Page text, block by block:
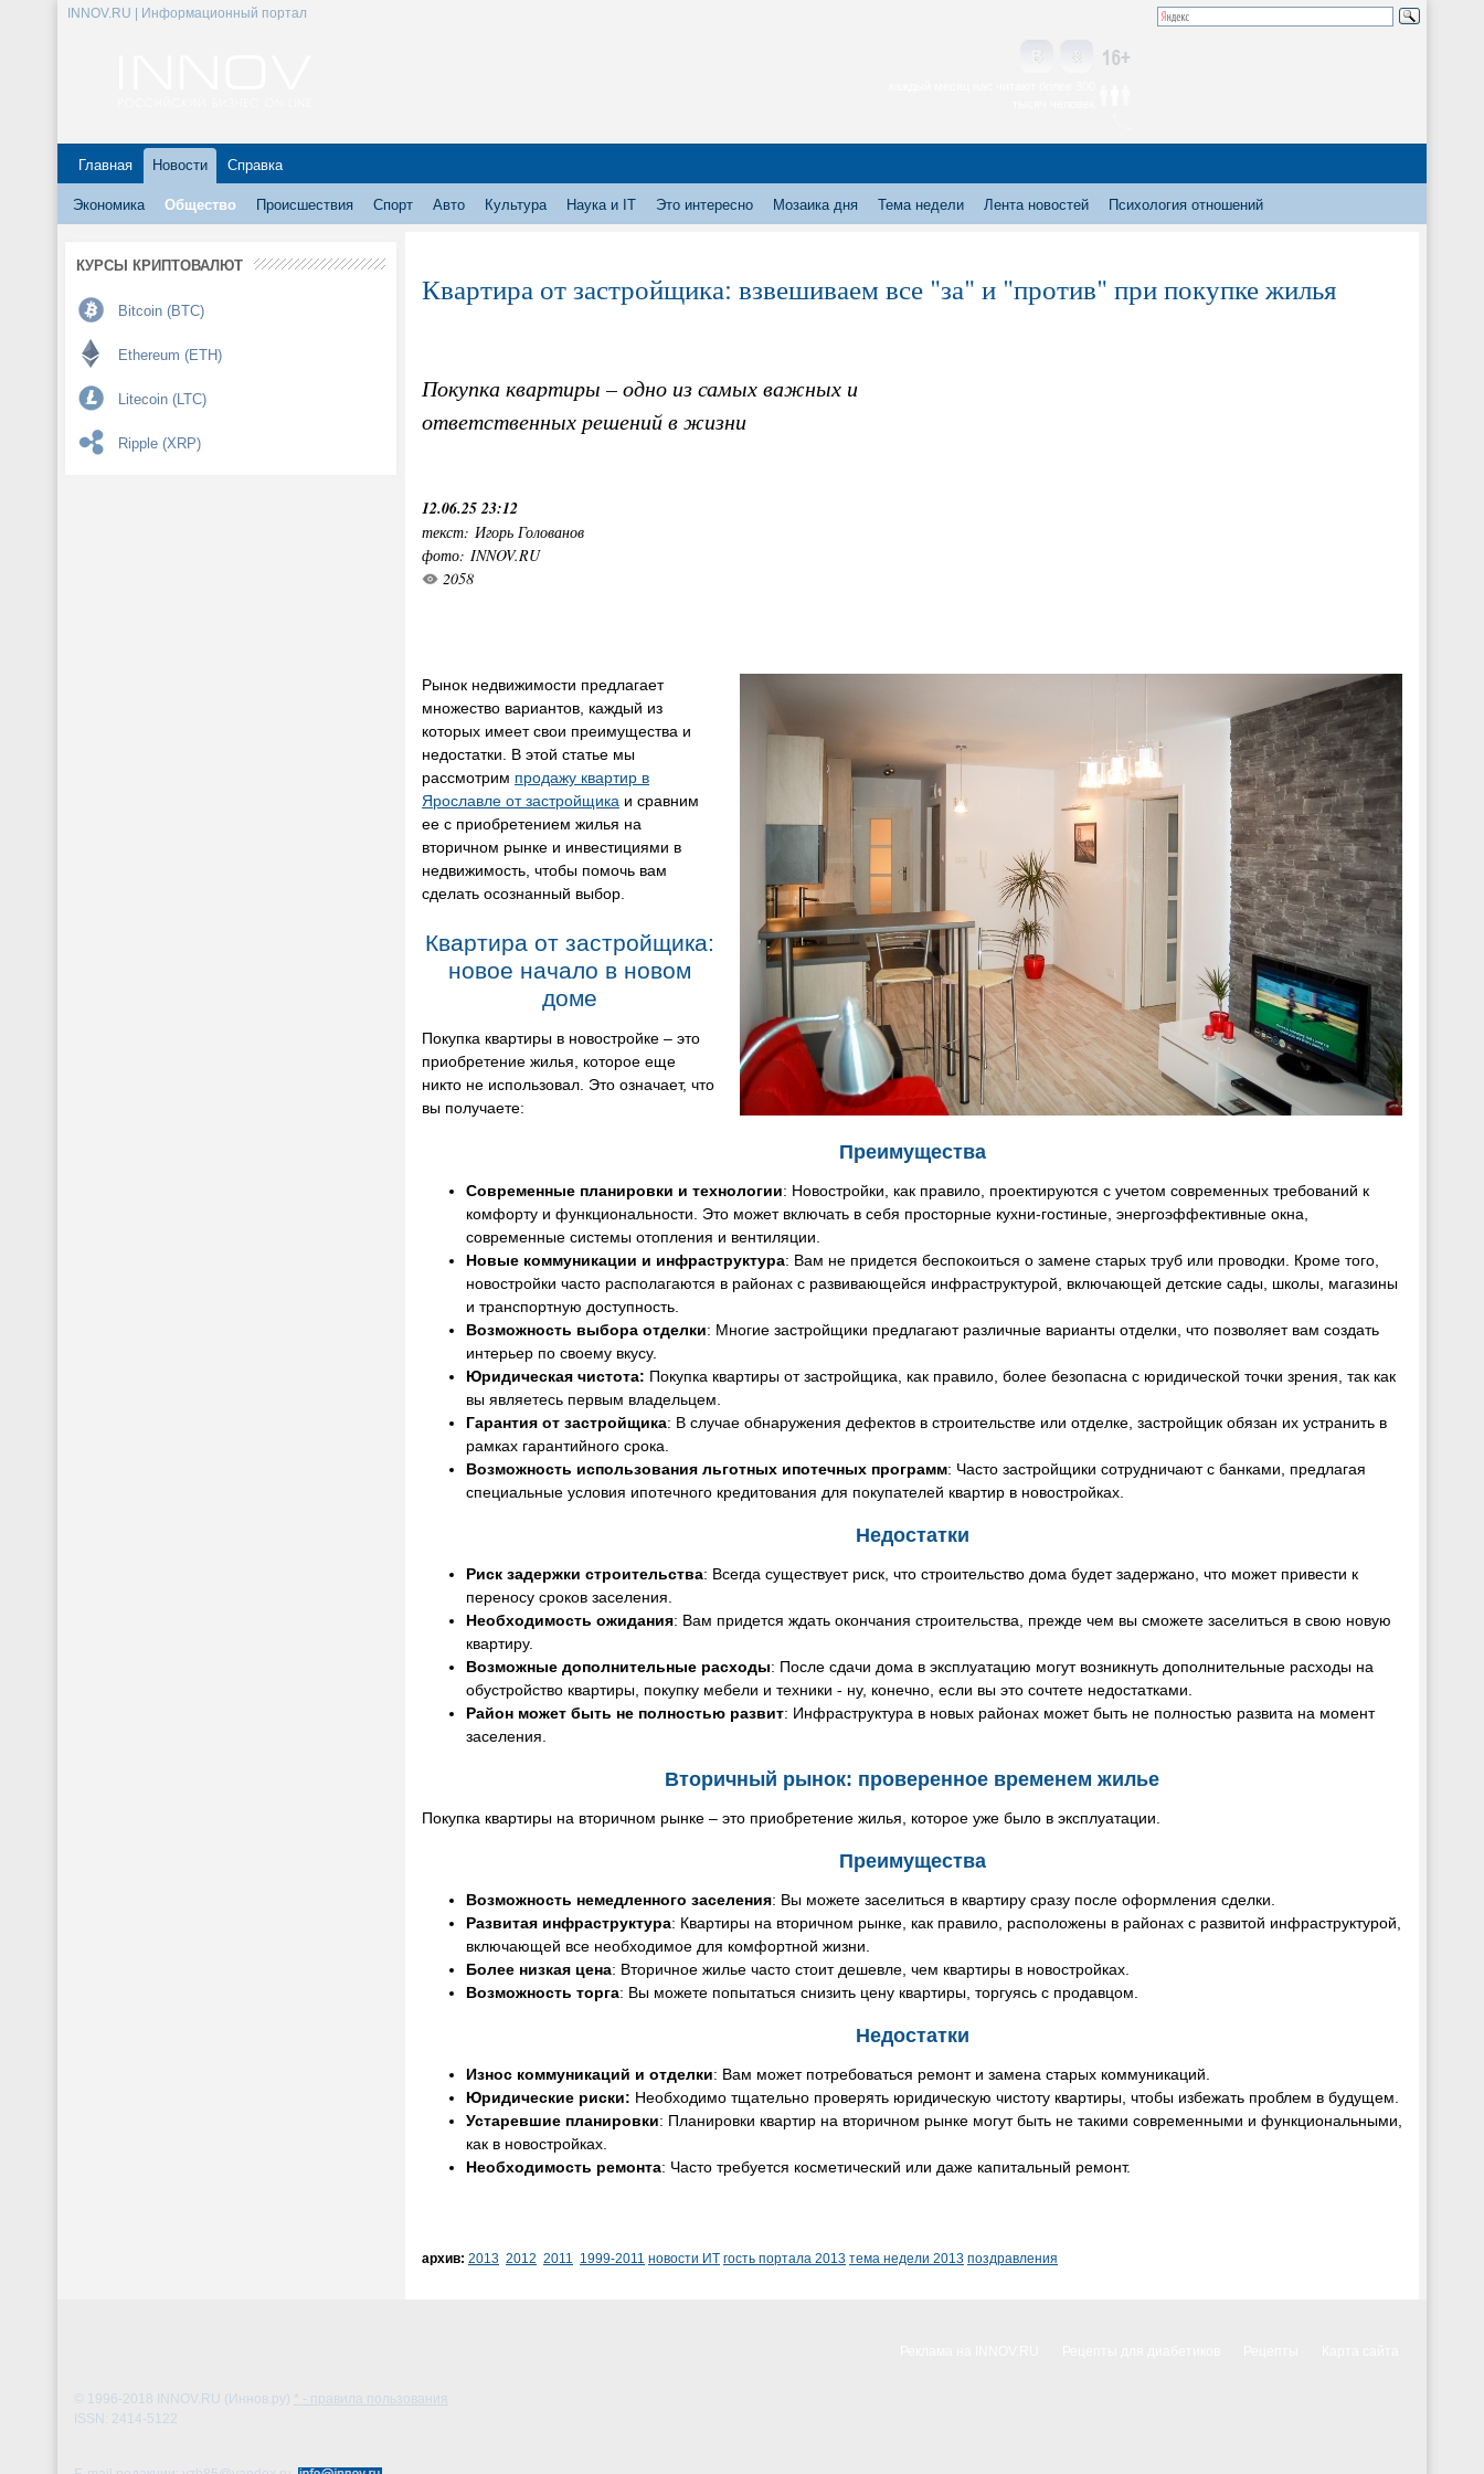
INNOV.RU | Информационный портал
Главная Новости Справка
Экономика Общество Происшествия Спорт Авто Культура Наука и IT Это интересно Мозаика дня Тема недели Лента новостей Психология отношений
КУРСЫ КРИПТОВАЛЮТ
Bitcoin (BTC)
Ethereum (ETH)
Litecoin (LTC)
Ripple (XRP)
Квартира от застройщика: взвешиваем все "за" и "против" при покупке жилья
Покупка квартиры – одно из самых важных и
ответственных решений в жизни
12.06.25 23:12
текст: Игорь Голованов
фото: INNOV.RU
2058
Рынок недвижимости предлагает
множество вариантов, каждый из
которых имеет свои преимущества и
недостатки. В этой статье мы
рассмотрим продажу квартир в
Ярославле от застройщика и сравним
ее с приобретением жилья на
вторичном рынке и инвестициями в
недвижимость, чтобы помочь вам
сделать осознанный выбор.
Квартира от застройщика:
новое начало в новом
доме
Покупка квартиры в новостройке – это
приобретение жилья, которое еще
никто не использовал. Это означает, что
вы получаете:
Преимущества
Современные планировки и технологии: Новостройки, как правило, проектируются с учетом современных требований к
комфорту и функциональности. Это может включать в себя просторные кухни-гостиные, энергоэффективные окна,
современные системы отопления и вентиляции.
Новые коммуникации и инфраструктура: Вам не придется беспокоиться о замене старых труб или проводки. Кроме того,
новостройки часто располагаются в районах с развивающейся инфраструктурой, включающей детские сады, школы, магазины
и транспортную доступность.
Возможность выбора отделки: Многие застройщики предлагают различные варианты отделки, что позволяет вам создать
интерьер по своему вкусу.
Юридическая чистота: Покупка квартиры от застройщика, как правило, более безопасна с юридической точки зрения, так как
вы являетесь первым владельцем.
Гарантия от застройщика: В случае обнаружения дефектов в строительстве или отделке, застройщик обязан их устранить в
рамках гарантийного срока.
Возможность использования льготных ипотечных программ: Часто застройщики сотрудничают с банками, предлагая
специальные условия ипотечного кредитования для покупателей квартир в новостройках.
Недостатки
Риск задержки строительства: Всегда существует риск, что строительство дома будет задержано, что может привести к
переносу сроков заселения.
Необходимость ожидания: Вам придется ждать окончания строительства, прежде чем вы сможете заселиться в свою новую
квартиру.
Возможные дополнительные расходы: После сдачи дома в эксплуатацию могут возникнуть дополнительные расходы на
обустройство квартиры, покупку мебели и техники - ну, конечно, если вы это сочтете недостатками.
Район может быть не полностью развит: Инфраструктура в новых районах может быть не полностью развита на момент
заселения.
Вторичный рынок: проверенное временем жилье
Покупка квартиры на вторичном рынке – это приобретение жилья, которое уже было в эксплуатации.
Преимущества
Возможность немедленного заселения: Вы можете заселиться в квартиру сразу после оформления сделки.
Развитая инфраструктура: Квартиры на вторичном рынке, как правило, расположены в районах с развитой инфраструктурой,
включающей все необходимое для комфортной жизни.
Более низкая цена: Вторичное жилье часто стоит дешевле, чем квартиры в новостройках.
Возможность торга: Вы можете попытаться снизить цену квартиры, торгуясь с продавцом.
Недостатки
Износ коммуникаций и отделки: Вам может потребоваться ремонт и замена старых коммуникаций.
Юридические риски: Необходимо тщательно проверять юридическую чистоту квартиры, чтобы избежать проблем в будущем.
Устаревшие планировки: Планировки квартир на вторичном рынке могут быть не такими современными и функциональными,
как в новостройках.
Необходимость ремонта: Часто требуется косметический или даже капитальный ремонт.
архив: 2013 2012 2011 1999-2011 новости ИТ гость портала 2013 тема недели 2013 поздравления
© 1996-2018 INNOV.RU (Иннов.ру) * - правила пользования
ISSN: 2414-5122